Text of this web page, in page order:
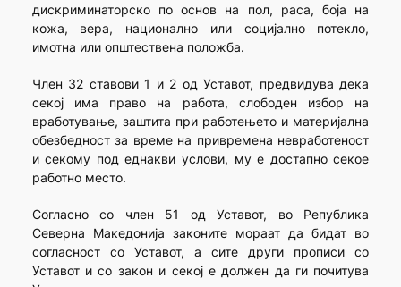
дискриминаторско по основ на пол, раса, боја на
кожа, вера, национално или социјално потекло,
имотна или општествена положба.
Член 32 ставови 1 и 2 од Уставот, предвидува дека
секој има право на работа, слободен избор на
вработување, заштита при работењето и материјална
обезбедност за време на привремена невработеност
и секому под еднакви услови, му е достапно секое
работно место.
Согласно со член 51 од Уставот, во Република
Северна Македонија законите мораат да бидат во
согласност со Уставот, а сите други прописи со
Уставот и со закон и секој е должен да ги почитува